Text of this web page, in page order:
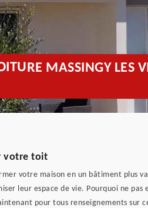
MASSINGY LES
votre toit
votre maison en un bâtiment plus
leur espace de vie. Pourquoi ne pas
pour tous renseignements sur